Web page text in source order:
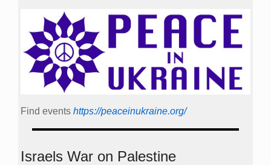
Find events https://peace­in­ukraine.org/
Israels War on Palestine